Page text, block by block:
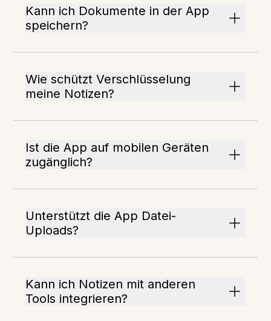
Kann ich Dokumente in der App
speichern?
Wie schützt Verschlüsselung
meine Notizen?
Ist die App auf mobilen Geräten
zugänglich?
Unterstützt die App Datei-
Uploads?
Kann ich Notizen mit anderen
Tools integrieren?